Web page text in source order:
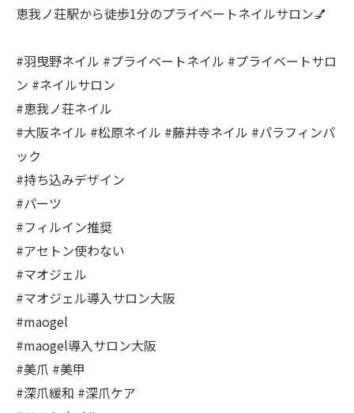
恵我ノ荘駅から徒歩1分のプライベートネイルサロン💅
#羽曳野ネイル #プライベートネイル #プライベートサロ
ン #ネイルサロン
#恵我ノ荘ネイル
#大阪ネイル #松原ネイル #藤井寺ネイル #パラフィンパ
ック
#持ち込みデザイン
#パーツ
#フィルイン推奨
#アセトン使わない
#マオジェル
#マオジェル導入サロン大阪
#maogel
#maogel導入サロン大阪
#美爪 #美甲
#深爪緩和 #深爪ケア